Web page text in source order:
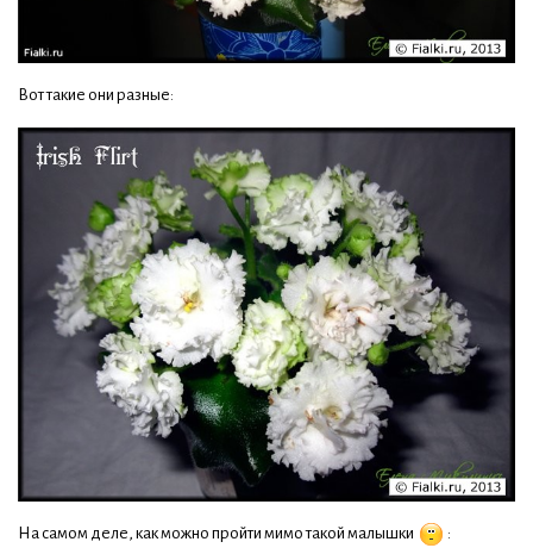
Вот такие они разные:
На самом деле, как можно пройти мимо такой малышки :